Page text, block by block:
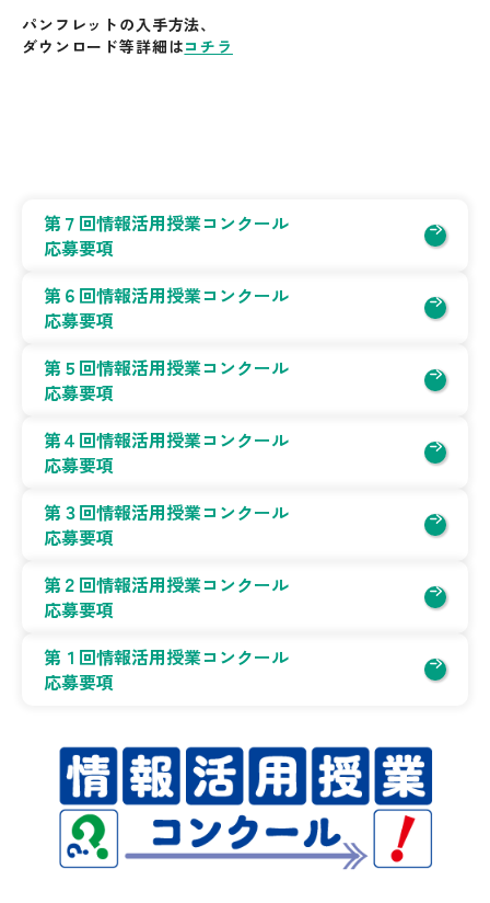
パンフレットの入手方法、
ダウンロード等詳細はコチラ
第７回情報活用授業コンクール
応募要項
第６回情報活用授業コンクール
応募要項
第５回情報活用授業コンクール
応募要項
第４回情報活用授業コンクール
応募要項
第３回情報活用授業コンクール
応募要項
第２回情報活用授業コンクール
応募要項
第１回情報活用授業コンクール
応募要項